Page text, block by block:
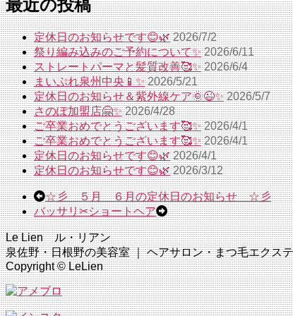
最近の投稿
定休日のお知らせです😊🌿 2026/7/2
祭り編み込みのご予約について✨ 2026/6/11
ストレートパーマと髪質改善🥰✨ 2026/6/4
まいぷれ泉州中央📱✨ 2026/5/21
定休日のお知らせ＆紫外線ケア🌞😉✨ 2026/5/7
さのぽ加盟店🤗✨ 2026/4/28
ご卒業おめでとうございます🥰✨ 2026/4/1
ご卒業おめでとうございます🥰✨ 2026/4/1
定休日のお知らせです😊🌿 2026/4/1
定休日のお知らせです😊🌿 2026/3/12
☆彡 ５月 ６月の定休日のお知らせ ☆彡
バッサリ✂︎ショートヘア
Le Lien ル・リアン
泉佐野・日根野の美容室 ｜ ヘアサロン・まつ毛エクス
Copyright © LeLien